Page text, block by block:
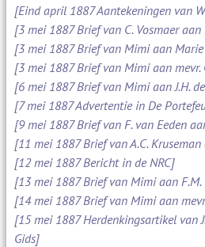
[Eind april 1887 Aantekeningen van
[3 mei 1887 Brief van C. Vosmaer
[3 mei 1887 Brief van Mimi aan
[3 mei 1887 Brief van Mimi aan mevr.
[6 mei 1887 Brief van Mimi aan J.H.
[7 mei 1887 Advertentie in De
[9 mei 1887 Brief van F. van Eeden
[11 mei 1887 Brief van A.C.
[12 mei 1887 Bericht in de NRC]
[13 mei 1887 Brief van Mimi aan
[14 mei 1887 Brief van Mimi aan
[15 mei 1887 Herdenkingsartikel van
Gids]